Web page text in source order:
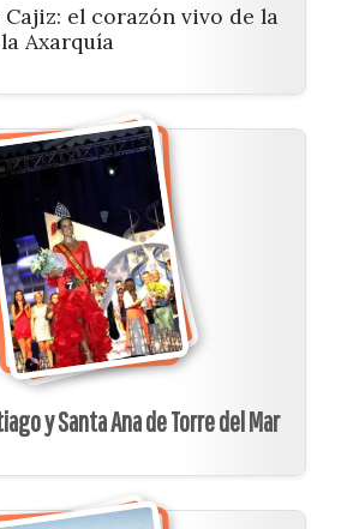
Cajiz: el corazón vivo de la
Axarquía
y Santa Ana de Torre del Mar